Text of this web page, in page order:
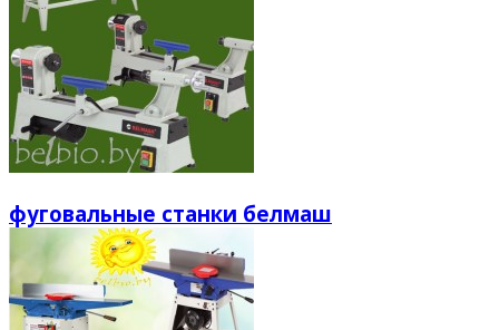
фуговальные станки белмаш